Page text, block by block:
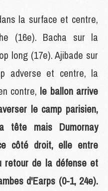
la surface et centre,
(16e). Bacha sur la
long (17e). Ajibade sur
adverse et centre, la
contre, le ballon arrive
le camp parisien,
tête mais Dumornay
côté droit, elle entre
retour de la défense et
d'Earps (0-1, 24e).